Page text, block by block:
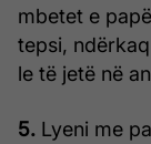
mbetet e
tepsi,
le të jetë në
5. Lyeni me